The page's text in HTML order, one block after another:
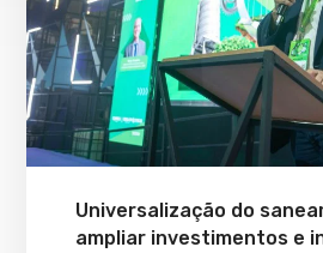
Universalização do
ampliar investimentos e